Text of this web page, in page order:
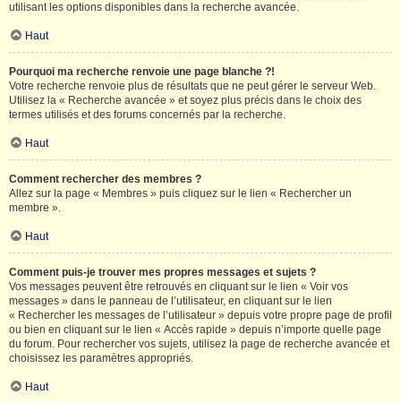
utilisant les options disponibles dans la recherche avancée.
Haut
Pourquoi ma recherche renvoie une page blanche ?!
Votre recherche renvoie plus de résultats que ne peut gérer le serveur Web.
Utilisez la « Recherche avancée » et soyez plus précis dans le choix des
termes utilisés et des forums concernés par la recherche.
Haut
Comment rechercher des membres ?
Allez sur la page « Membres » puis cliquez sur le lien « Rechercher un
membre ».
Haut
Comment puis-je trouver mes propres messages et sujets ?
Vos messages peuvent être retrouvés en cliquant sur le lien « Voir vos
messages » dans le panneau de l’utilisateur, en cliquant sur le lien
« Rechercher les messages de l’utilisateur » depuis votre propre page de profil
ou bien en cliquant sur le lien « Accès rapide » depuis n’importe quelle page
du forum. Pour rechercher vos sujets, utilisez la page de recherche avancée et
choisissez les paramètres appropriés.
Haut